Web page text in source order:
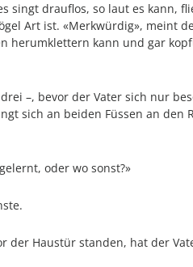
singt drauflos, so laut es kann,
Art ist. «Merkwürdig», meint
herumklettern kann und gar
–, bevor der Vater sich nur
sich an beiden Füssen an den
oder wo sonst?»
der Haustür standen, hat der